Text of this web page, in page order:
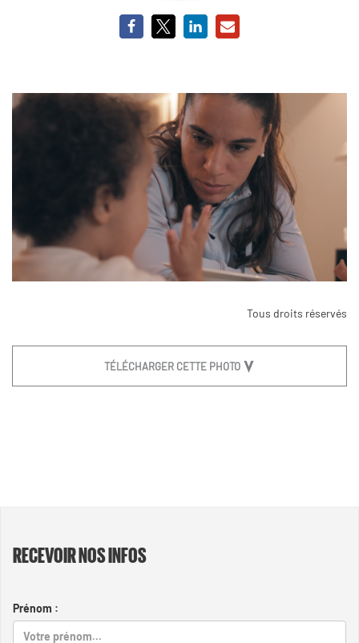
Tous droits réservés
TÉLÉCHARGER CETTE PHOTO
RECEVOIR NOS INFOS
Prénom :